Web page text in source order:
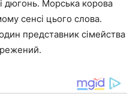
дюгонь. Морська корова
сенсі цього слова.
представник сімейства